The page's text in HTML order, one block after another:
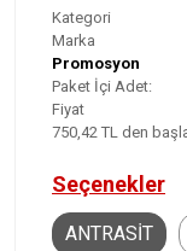
Kategori
Marka
Promosyon
Paket İçi Adet:
Fiyat
750,42 TL den
Seçenekler
ANTRASİT